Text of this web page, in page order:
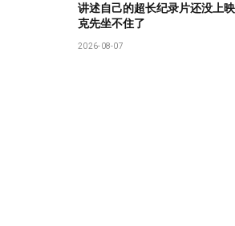
讲述自己的超长纪录片还没上
克先坐不住了
2026-08-07